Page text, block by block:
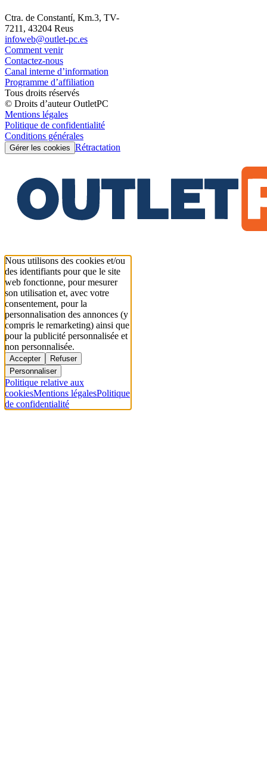
Ctra. de Constantí, Km.3, TV-
7211, 43204 Reus
infoweb@outlet-pc.es
Comment venir
Contactez-nous
Canal interne d’information
Programme d’affiliation
Tous droits réservés
© Droits d’auteur OutletPC
Mentions légales
Politique de confidentialité
Conditions générales
Gérer les cookies Rétractation
Nous utilisons des cookies et/ou
des identifiants pour que le site
web fonctionne, pour mesurer
son utilisation et, avec votre
consentement, pour la
personnalisation des annonces (y
compris le remarketing) ainsi que
pour la publicité personnalisée et
non personnalisée.
Accepter
Refuser
Personnaliser
Politique relative aux
cookiesMentions légalesPolitique
de confidentialité